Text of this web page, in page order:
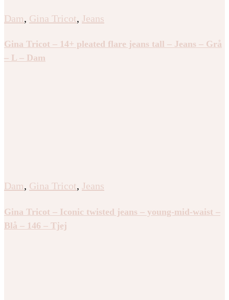
Dam, Gina Tricot, Jeans
Gina Tricot – 14+ pleated flare jeans tall – Jeans – Grå
– L – Dam
Dam, Gina Tricot, Jeans
Gina Tricot – Iconic twisted jeans – young-mid-waist –
Blå – 146 – Tjej